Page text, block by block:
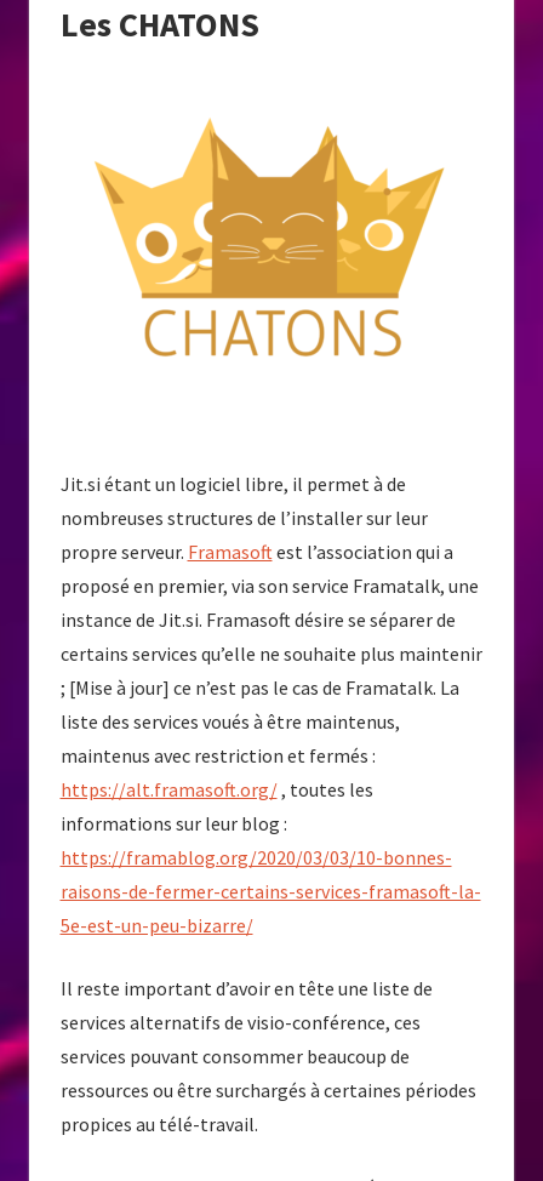
Les CHATONS
Jit.si étant un logiciel libre, il permet à de
nombreuses structures de l’installer sur leur
propre serveur. Framasoftest l’association qui a
proposé en premier, via son service Framatalk, une
instance de Jit.si. Framasoft désire se séparer de
certains services qu’elle ne souhaite plus maintenir
; [Mise à jour] ce n’est pas le cas de Framatalk. La
liste des services voués à être maintenus,
maintenus avec restriction et fermés :
https://alt.framasoft.org/, toutes les
informations sur leur blog :
https://framablog.org/2020/03/03/10-bonnes-
raisons-de-fermer-certains-services-framasoft-la-
5e-est-un-peu-bizarre/
Il reste important d’avoir en tête une liste de
services alternatifs de visio-conférence, ces
services pouvant consommer beaucoup de
ressources ou être surchargés à certaines périodes
propices au télé-travail.